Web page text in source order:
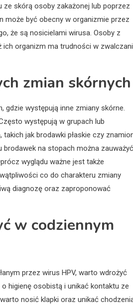
ze skórą osoby zakażonej lub poprzez
może być obecny w organizmie przez
że są nosicielami wirusa. Osoby z
ich organizm ma trudności w
zmian skórnych
gdzie występują inne zmiany skórne.
występują w grupach lub
jak brodawki płaskie czy
brodawek na stopach można zauważyć
wyglądu ważne jest także
co do charakteru zmiany
diagnozę oraz zaproponować
w codziennym
przez wirus HPV, warto wdrożyć
higienę osobistą i unikać kontaktu ze
nosić klapki oraz unikać